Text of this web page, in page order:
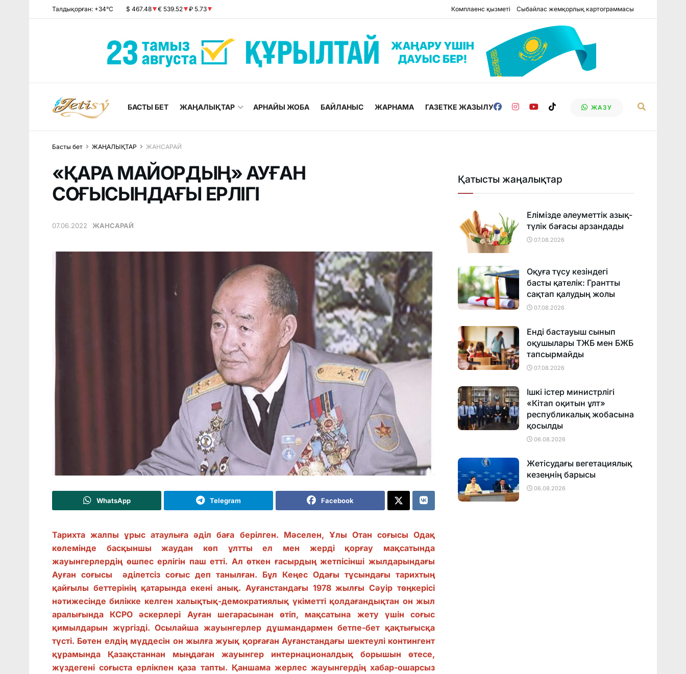
Талдықорған: +34°C $ 467.48 € 539.52 ₽ 5.73 Комплаенс қызметі Сыбайлас жемқорлық картограммасы
БАСТЫ БЕТ ЖАҢАЛЫҚТАР АРНАЙЫ ЖОБА БАЙЛАНЫС ЖАРНАМА ГАЗЕТКЕ ЖАЗЫЛУ ЖАЗУ
Басты бет ЖАҢАЛЫҚТАР ЖАНСАРАЙ
«ҚАРА МАЙОРДЫҢ» АУҒАН
СОҒЫСЫНДАҒЫ ЕРЛІГІ
07.06.2022 ЖАНСАРАЙ
WhatsApp Telegram Facebook
Тарихта жалпы ұрыс атаулыға әділ баға берілген. Мәселен, Ұлы Отан соғысы Одақ
көлемінде басқыншы жаудан көп ұлтты ел мен жерді қорғау мақсатында
жауынгерлердің өшпес ерлігін паш етті. Ал өткен ғасырдың жетпісінші жылдарындағы
Ауған соғысы әділетсіз соғыс деп танылған. Бұл Кеңес Одағы тұсындағы тарихтың
қайғылы беттерінің қатарында екені анық. Ауғанстандағы 1978 жылғы Сәуір төңкерісі
нәтижесінде билікке келген халықтық-демократиялық үкіметті қолдағандықтан он жыл
аралығында КСРО әскерлері Ауған шегарасынан өтіп, мақсатына жету үшін соғыс
қимылдарын жүргізді. Осылайша жауынгерлер дұшмандармен бетпе-бет қақтығысқа
түсті. Бөтен елдің мүддесін он жылға жуық қорғаған Ауғанстандағы шектеулі контингент
құрамында Қазақстаннан мыңдаған жауынгер интернационалдық борышын өтесе,
жүздегені соғыста ерлікпен қаза тапты. Қаншама жерлес жауынгердің хабар-ошарсыз
Қатысты жаңалықтар
Елімізде әлеуметтік азық-
түлік бағасы арзандады
07.08.2026
Оқуға түсу кезіндегі
басты қателік: Грантты
сақтап қалудың жолы
07.08.2026
Енді бастауыш сынып
оқушылары ТЖБ мен БЖБ
тапсырмайды
07.08.2026
Ішкі істер министрлігі
«Кітап оқитын ұлт»
республикалық жобасына
қосылды
06.08.2026
Жетісудағы вегетациялық
кезеңнің барысы
06.08.2026